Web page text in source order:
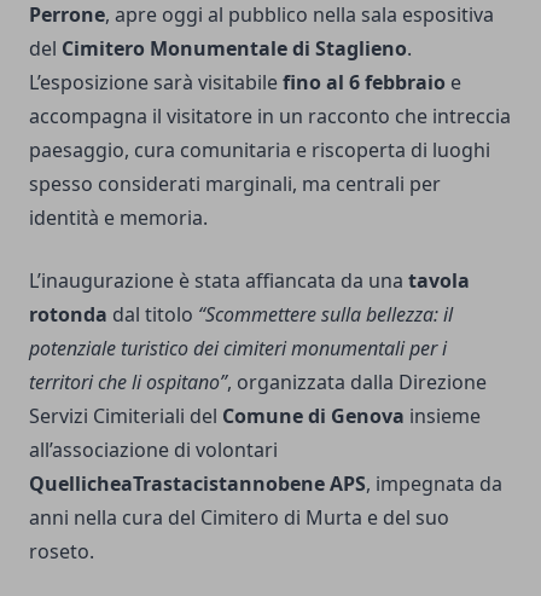
Perrone, apre oggi al pubblico nella sala espositiva
del Cimitero Monumentale di Staglieno.
L’esposizione sarà visitabilefino al 6 febbraio e
accompagna il visitatore in un racconto che intreccia
paesaggio, cura comunitaria e riscoperta di luoghi
spesso considerati marginali, ma centrali per
identità e memoria.
L’inaugurazione è stata affiancata da una tavola
rotonda dal titolo “Scommettere sulla bellezza: il
potenziale turistico dei cimiteri monumentali per i
territori che li ospitano”, organizzata dalla Direzione
Servizi Cimiteriali del Comune di Genova insieme
all’associazione di volontari
QuellicheaTrastacistannobene APS, impegnata da
anni nella cura del Cimitero di Murta e del suo
roseto.